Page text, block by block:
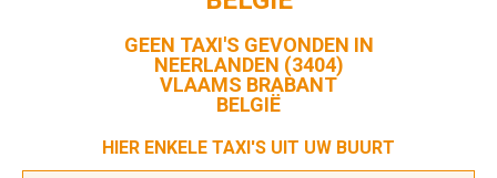
GEEN TAXI'S GEVONDEN IN
NEERLANDEN (3404)
VLAAMS BRABANT
BELGIË
HIER ENKELE TAXI'S UIT UW BUURT